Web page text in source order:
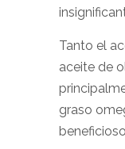
Tanto el
aceite de
graso